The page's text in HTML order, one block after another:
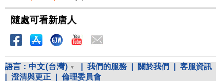
隨處可看新唐人
語言： 中文(台灣) 我們的服務 關於我們
客服資訊
澄清與更正 倫理委員會